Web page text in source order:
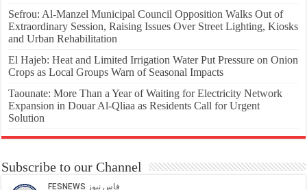
Sefrou: Al-Manzel Municipal Council Opposition Walks Out of
Extraordinary Session, Raising Issues Over Street Lighting, Kiosks
and Urban Rehabilitation
El Hajeb: Heat and Limited Irrigation Water Put Pressure on Onion
Crops as Local Groups Warn of Seasonal Impacts
Taounate: More Than a Year of Waiting for Electricity Network
Expansion in Douar Al-Qliaa as Residents Call for Urgent
Solution
Subscribe to our Channel